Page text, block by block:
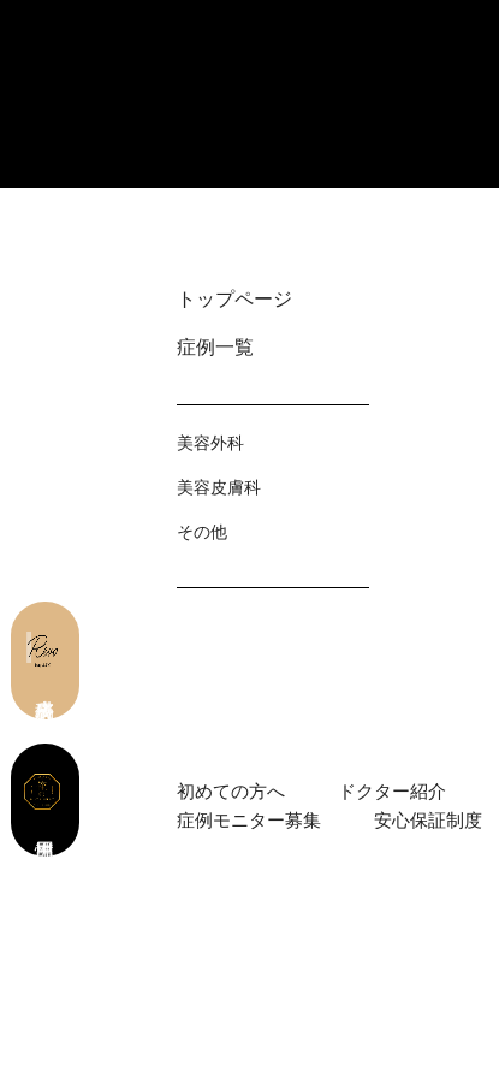
トップページ
症例⼀覧
美容外科
美容⽪膚科
その他
初めての⽅へ ドクター紹介
症例モニター募集
安心保証制度